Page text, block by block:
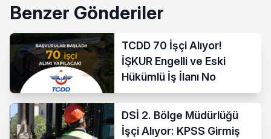
Benzer Gönderiler
TCDD 70 İşçi Alıyor!
İŞKUR Engelli ve Eski
Hükümlü İş İlanı No
DSİ 2. Bölge Müdürlüğü
İşçi Alıyor: KPSS Girmiş